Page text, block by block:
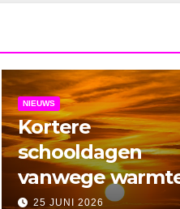
NIEUWS
Kortere
schooldagen
vanwege
25 JUNI 2026